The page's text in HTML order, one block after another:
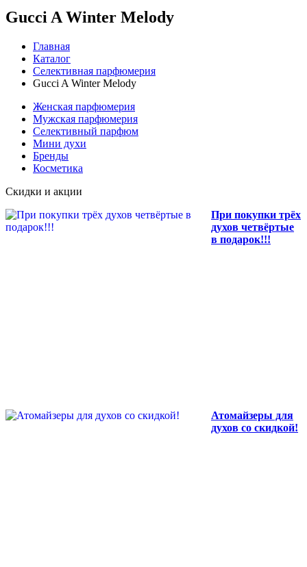
Gucci A Winter Melody
Главная
Каталог
Селективная парфюмерия
Gucci A Winter Melody
Женская парфюмерия
Мужская парфюмерия
Селективный парфюм
Мини духи
Бренды
Косметика
Скидки и акции
При покупки трёх
духов четвёртые
в подарок!!!
Атомайзеры для
духов со скидкой!